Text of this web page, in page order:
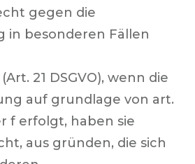
gegen die
in besonderen Fällen
21 DSGVO), wenn die
auf grundlage von art.
f erfolgt, haben sie
aus gründen, die sich